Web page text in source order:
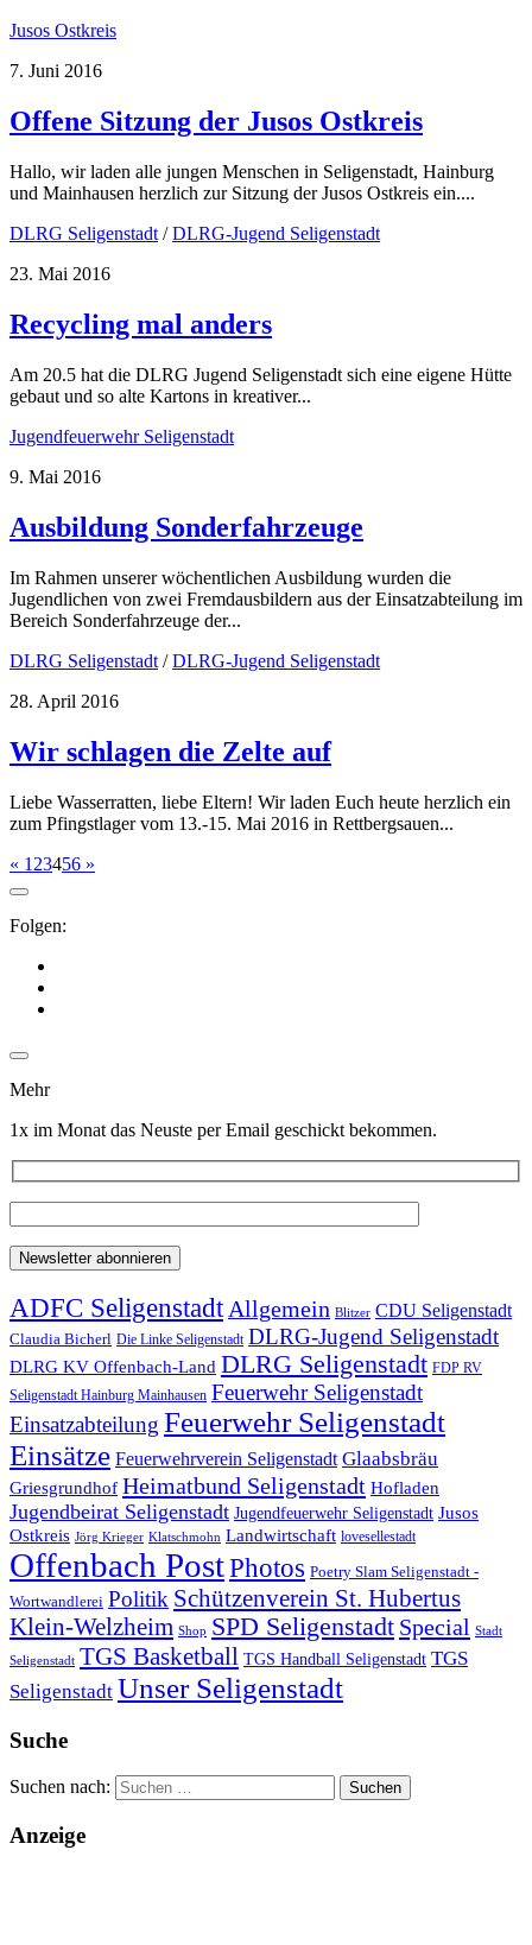
Jusos Ostkreis
7. Juni 2016
Offene Sitzung der Jusos Ostkreis
Hallo, wir laden alle jungen Menschen in Seligenstadt, Hainburg
und Mainhausen herzlich zur Sitzung der Jusos Ostkreis ein....
DLRG Seligenstadt /DLRG-Jugend Seligenstadt
23. Mai 2016
Recycling mal anders
Am 20.5 hat die DLRG Jugend Seligenstadt sich eine eigene Hütte
gebaut und so alte Kartons in kreativer...
Jugendfeuerwehr Seligenstadt
9. Mai 2016
Ausbildung Sonderfahrzeuge
Im Rahmen unserer wöchentlichen Ausbildung wurden die
Jugendlichen von zwei Fremdausbildern aus der Einsatzabteilung im
Bereich Sonderfahrzeuge der...
DLRG Seligenstadt /DLRG-Jugend Seligenstadt
28. April 2016
Wir schlagen die Zelte auf
Liebe Wasserratten, liebe Eltern! Wir laden Euch heute herzlich ein
zum Pfingstlager vom 13.-15. Mai 2016 in Rettbergsauen...
« 1 23456 »
Folgen:
Mehr
1x im Monat das Neuste per Email geschickt bekommen.
ADFC Seligenstadt Allgemein Blitzer CDU Seligenstadt
Claudia Bicherl Die Linke Seligenstadt DLRG-Jugend Seligenstadt
DLRG KV Offenbach-Land DLRG Seligenstadt FDP RV
Seligenstadt Hainburg Mainhausen Feuerwehr Seligenstadt
Einsatzabteilung Feuerwehr Seligenstadt
Einsätze Feuerwehrverein Seligenstadt Glaabsbräu
Griesgrundhof Heimatbund Seligenstadt Hofladen
Jugendbeirat Seligenstadt Jugendfeuerwehr Seligenstadt Jusos
Ostkreis Jörg Krieger Klatschmohn Landwirtschaft lovesellestadt
Offenbach PostPhotos Poetry Slam Seligenstadt -
Wortwandlerei Politik Schützenverein St. Hubertus
Klein-Welzheim Shop SPD Seligenstadt Special Stadt
Seligenstadt TGS Basketball TGS Handball Seligenstadt TGS
Seligenstadt Unser Seligenstadt
Suche
Suchen nach:
Anzeige